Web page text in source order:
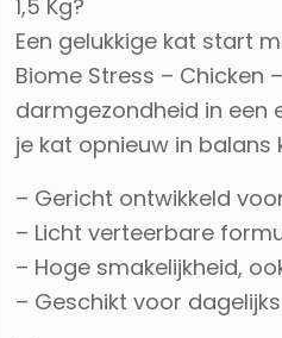
1,5 Kg?
Een gelukkige kat start
Biome Stress – Chicken
darmgezondheid in een
je kat opnieuw in balans
– Gericht ontwikkeld
– Licht verteerbare
– Hoge smakelijkheid,
– Geschikt voor